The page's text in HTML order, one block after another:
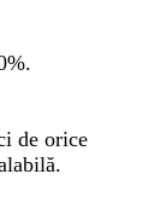
de orice